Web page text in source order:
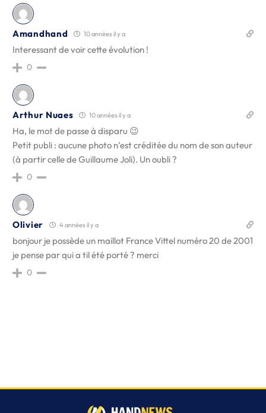
Amandhand 10 années il y a
Interessant de voir cette évolution !
0
Arthur Nuaes 10 années il y a
Ha, le mot de passe à disparu 😉
Petit publi : aucune photo n’est créditée du nom de son auteur
(à partir celle de Guillaume Joli). Un oubli ?
0
Olivier 4 années il y a
bonjour je possède un maillot France Vittel numéro 20 de 2001
je pense par qui a til été porté ? merci
0